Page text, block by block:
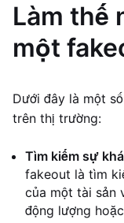
Làm thế
một
Dưới đây là một
trên thị trường:
Tìm kiếm sự
fakeout là tìm
của một tài sản
động lượng